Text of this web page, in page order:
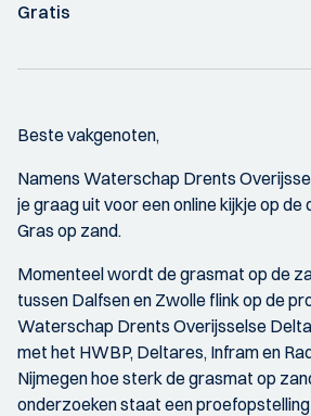
Gratis
Beste vakgenoten,
Namens Waterschap Drents
je graag uit voor een online kijkje op de
Gras op zand.
Momenteel wordt de grasmat op de
tussen Dalfsen en Zwolle flink op de
Waterschap Drents Overijsselse
met het HWBP, Deltares, Infram en
Nijmegen hoe sterk de grasmat op
onderzoeken staat een